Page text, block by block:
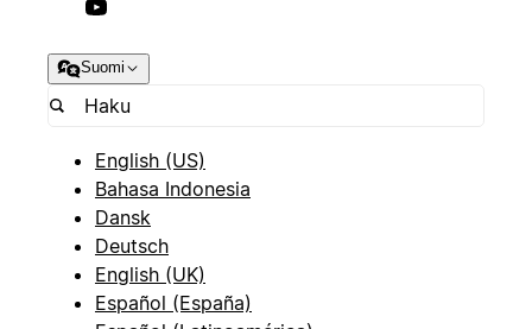
Suomi
English (US)
Bahasa Indonesia
Dansk
Deutsch
English (UK)
Español (España)